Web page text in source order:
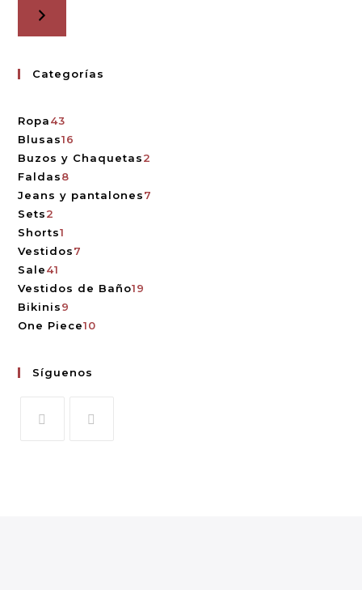
Categorías
Ropa43
Blusas16
Buzos y Chaquetas2
Faldas8
Jeans y pantalones7
Sets2
Shorts1
Vestidos7
Sale41
Vestidos de Baño19
Bikinis9
One Piece10
Síguenos